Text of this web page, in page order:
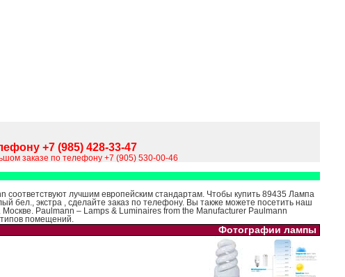
+7 (985) 428-33-47
заказе по телефону +7 (905) 530-00-46
соответствуют лучшим европейским стандартам. Чтобы купить 89435 Лампа
бел., экстра , сделайте заказ по телефону. Вы также можете посетить наш
Москве. Paulmann – Lamps & Luminaires from the Manufacturer Paulmann
помещений.
Фотографии лампы